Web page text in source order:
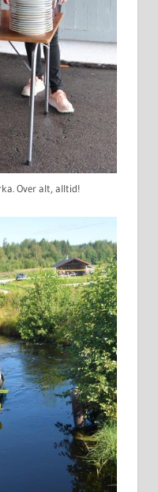
Over alt, alltid!